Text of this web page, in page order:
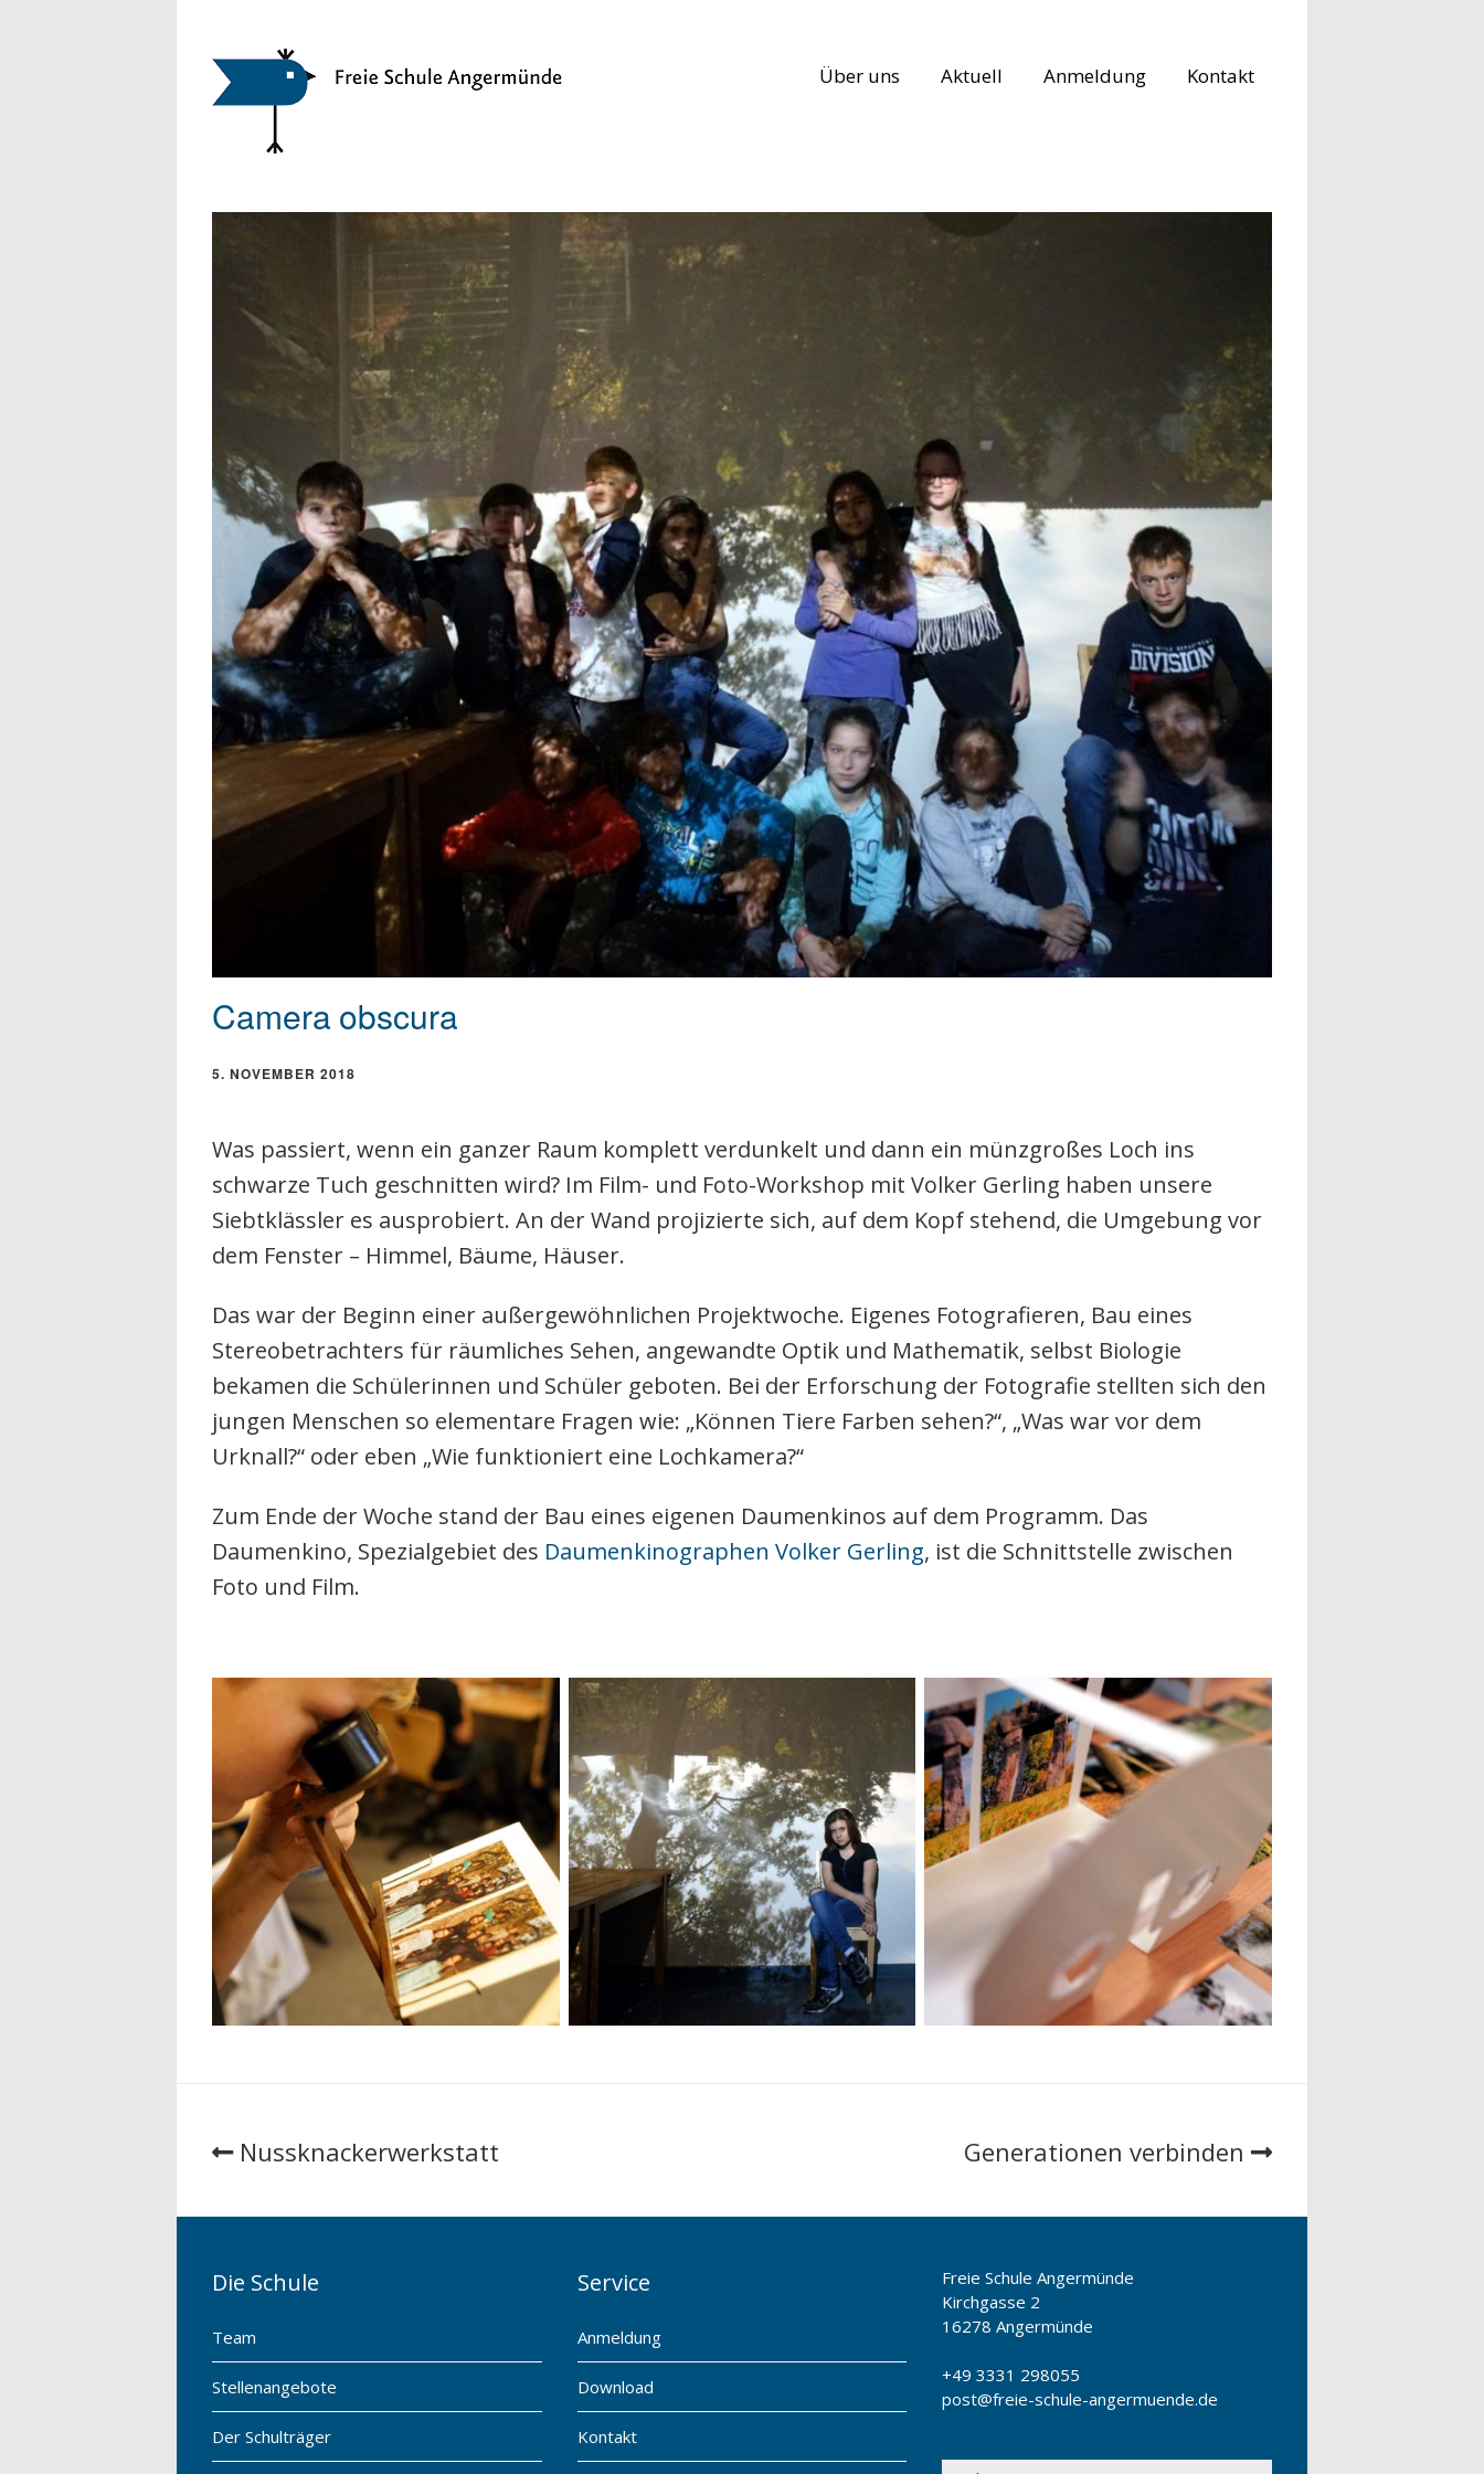
Über uns Aktuell Anmeldung Kontakt
Camera obscura
5. NOVEMBER 2018
Was passiert, wenn ein ganzer Raum komplett verdunkelt und dann ein münzgroßes Loch ins
schwarze Tuch geschnitten wird? Im Film- und Foto-Workshop mit Volker Gerling haben unsere
Siebtklässler es ausprobiert. An der Wand projizierte sich, auf dem Kopf stehend, die Umgebung vor
dem Fenster – Himmel, Bäume, Häuser.
Das war der Beginn einer außergewöhnlichen Projektwoche. Eigenes Fotografieren, Bau eines
Stereobetrachters für räumliches Sehen, angewandte Optik und Mathematik, selbst Biologie
bekamen die Schülerinnen und Schüler geboten. Bei der Erforschung der Fotografie stellten sich den
jungen Menschen so elementare Fragen wie: „Können Tiere Farben sehen?“, „Was war vor dem
Urknall?“ oder eben „Wie funktioniert eine Lochkamera?“
Zum Ende der Woche stand der Bau eines eigenen Daumenkinos auf dem Programm. Das
Daumenkino, Spezialgebiet des Daumenkinographen Volker Gerling, ist die Schnittstelle zwischen
Foto und Film.
Nussknackerwerkstatt Generationen verbinden
Die Schule
Team
Stellenangebote
Der Schulträger
Service
Anmeldung
Download
Kontakt
Freie Schule Angermünde
Kirchgasse 2
16278 Angermünde
+49 3331 298055
post@freie-schule-angermuende.de